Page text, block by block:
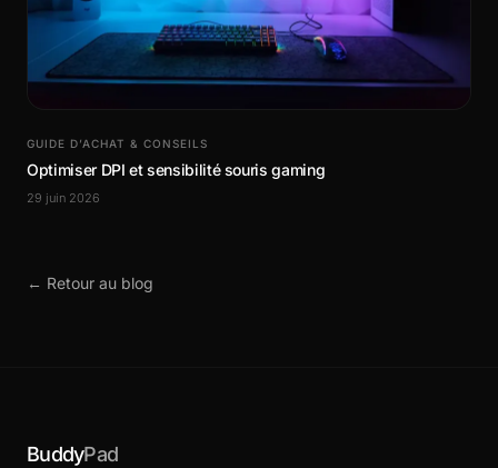
GUIDE D’ACHAT & CONSEILS
Optimiser DPI et sensibilité souris gaming
29 juin 2026
← Retour au blog
BuddyPad